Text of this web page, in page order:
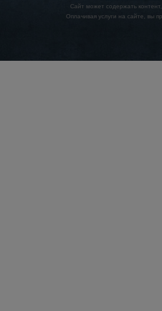
Сайт может содержать
Оплачивая услуги на сайте, вы